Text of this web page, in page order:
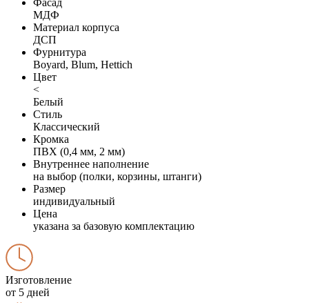
МДФ
Материал корпуса
ДСП
Фурнитура
Boyard, Blum, Hettich
Цвет
<
Белый
Стиль
Классический
Кромка
ПВХ (0,4 мм, 2 мм)
Внутреннее наполнение
на выбор (полки, корзины, штанги)
Размер
индивидуальный
Цена
указана за базовую комплектацию
Изготовление
от 5 дней